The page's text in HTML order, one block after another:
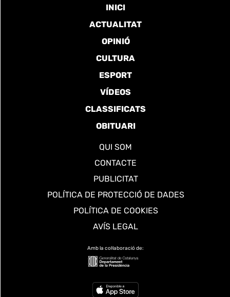
INICI
ACTUALITAT
OPINIÓ
CULTURA
ESPORT
VÍDEOS
CLASSIFICATS
OBITUARI
QUI SOM
CONTACTE
PUBLICITAT
POLÍTICA DE PROTECCIÓ DE DADES
POLÍTICA DE COOKIES
AVÍS LEGAL
Amb la col·laboració de: